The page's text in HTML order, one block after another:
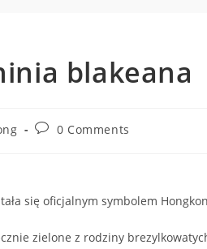
blakeana
Post0 Comments
się oficjalnym symbolem
zielone z rodziny